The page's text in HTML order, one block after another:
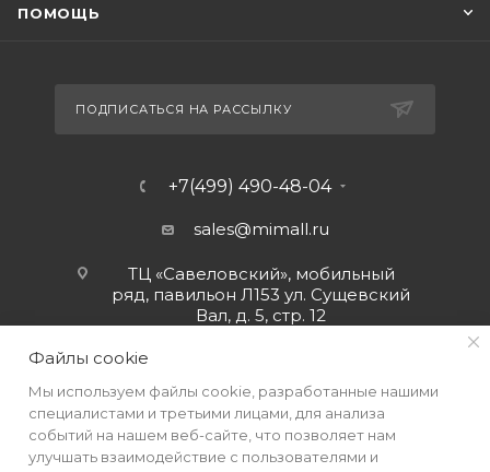
ПОМОЩЬ
ПОДПИСАТЬСЯ НА РАССЫЛКУ
+7(499) 490-48-04
sales@mimall.ru
ТЦ «Савеловский», мобильный
ряд, павильон Л153 ул. Сущевский
Вал, д. 5, стр. 12
Файлы cookie
Мы используем файлы cookie, разработанные нашими
специалистами и третьими лицами, для анализа
событий на нашем веб-сайте, что позволяет нам
улучшать взаимодействие с пользователями и